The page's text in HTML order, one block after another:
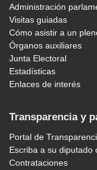
Administración
Visitas guiadas
Cómo asistir a un
Órganos auxiliares
Junta Electoral
Estadísticas
Enlaces de interés
Transparencia y
Portal de
Escriba a su diputado
Contrataciones